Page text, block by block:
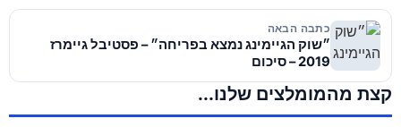
כתבה הבאה
״שוק הגיימינג נמצא בפריחה״ – פסטיבל גיימרז
2019 – סיכום
קצת מהמומלצים שלנו...